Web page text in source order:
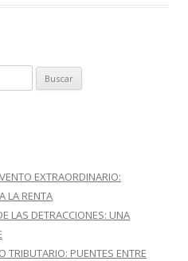
EXTRAORDINARIO:
LA RENTA
LAS DETRACCIONES: UNA
TRIBUTARIO: PUENTES ENTRE